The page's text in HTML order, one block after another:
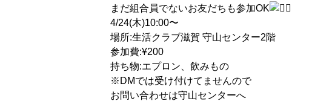
まだ組合員でないお友だちも参加OK
4/24(木)10:00〜
場所:生活クラブ滋賀 守山センター2階
参加費:¥200
持ち物:エプロン、飲みもの
※DMでは受け付けてませんので
お問い合わせは守山センターへ